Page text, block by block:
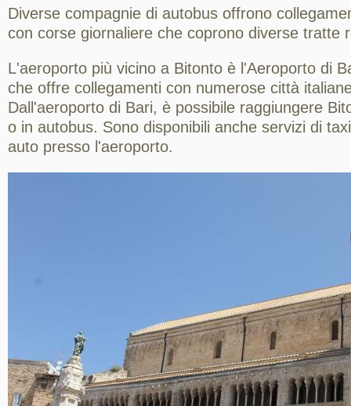
Diverse compagnie di autobus offrono
con corse giornaliere che coprono diverse tratte
L'aeroporto più vicino a Bitonto è l'Aeroporto di
che offre collegamenti con numerose città
Dall'aeroporto di Bari, è possibile raggiungere
o in autobus. Sono disponibili anche servizi di
auto presso l'aeroporto.